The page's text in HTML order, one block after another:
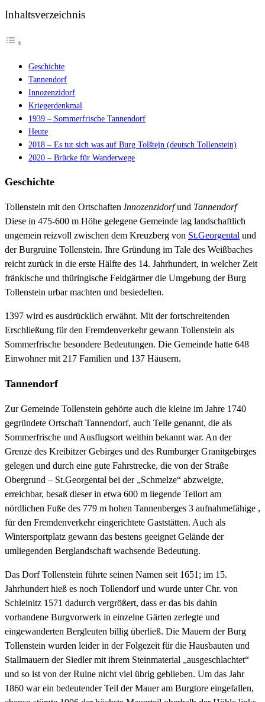
Inhaltsverzeichnis
Geschichte
Tannendorf
Innozenzidorf
Kriegerdenkmal
1939 – Sommerfrische Tannendorf
Heute
2018 – Es tut sich was auf Burg Tolštejn (deutsch Tollenstein)
2020 – Brücke für Wanderwege
Geschichte
Tollenstein mit den Ortschaften Innozenzidorfund Tannendorf
Diese in 475-600 m Höhe gelegene Gemeinde lag landschaftlich
ungemein reizvoll zwischen dem Kreuzberg von St.Georgental und
der Burgruine Tollenstein. Ihre Gründung im Tale des Weißbaches
reicht zurück in die erste Hälfte des 14. Jahrhundert, in welcher Zeit
fränkische und thüringische Feldgärtner die Umgebung der Burg
Tollenstein urbar machten und besiedelten.
1397 wird es ausdrücklich erwähnt. Mit der fortschreitenden
Erschließung für den Fremdenverkehr gewann Tollenstein als
Sommerfrische besondere Bedeutungen. Die Gemeinde hatte 648
Einwohner mit 217 Familien und 137 Häusern.
Tannendorf
Zur Gemeinde Tollenstein gehörte auch die kleine im Jahre 1740
gegründete Ortschaft Tannendorf, auch Telle genannt, die als
Sommerfrische und Ausflugsort weithin bekannt war. An der
Grenze des Kreibitzer Gebirges und des Rumburger Granitgebirges
gelegen und durch eine gute Fahrstrecke, die von der Straße
Obergrund – St.Georgental bei der „Schmelze“ abzweigte,
erreichbar, besaß dieser in etwa 600 m liegende Teilort am
nördlichen Fuße des 779 m hohen Tannenberges 3 aufnahmefähige ,
für den Fremdenverkehr eingerichtete Gaststätten. Auch als
Wintersportplatz gewann das bestens geeignet Gelände der
umliegenden Berglandschaft wachsende Bedeutung.
Das Dorf Tollenstein führte seinen Namen seit 1651; im 15.
Jahrhundert hieß es noch Tollendorf und wurde unter Chr. von
Schleinitz 1571 dadurch vergrößert, dass er das bis dahin
vorhandene Burgvorwerk in einzelne Gärten zerlegte und
eingewanderten Bergleuten billig überließ. Die Mauern der Burg
Tollenstein wurden leider in der Folgezeit für die Hausbauten und
Stallmauern der Siedler mit ihrem Steinmaterial „ausgeschlachtet“
und so ist von der Ruine nicht viel übrig geblieben. Um das Jahr
1860 war ein bedeutender Teil der Mauer am Burgtore eingefallen,